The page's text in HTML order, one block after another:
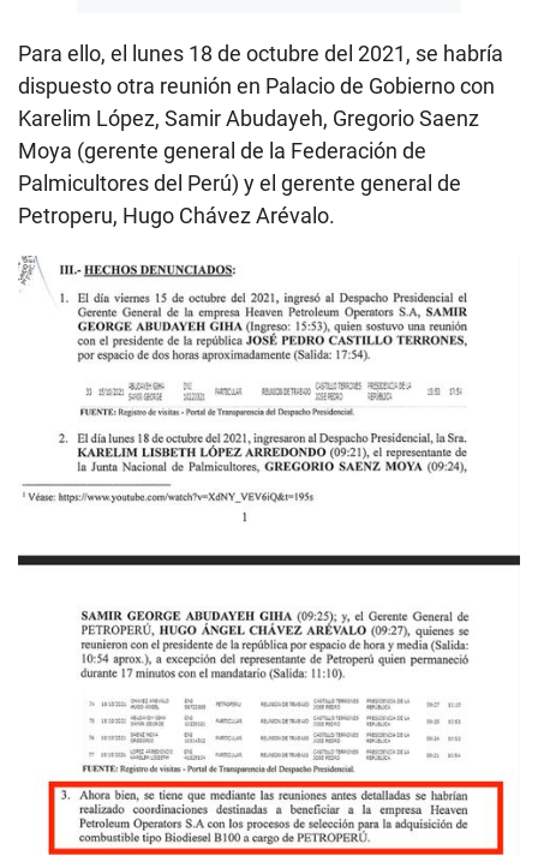
Para ello, el lunes 18 de octubre del 2021, se habría
dispuesto otra reunión en Palacio de Gobierno con
Karelim López, Samir Abudayeh, Gregorio Saenz
Moya (gerente general de la Federación de
Palmicultores del Perú) y el gerente general de
Petroperu, Hugo Chávez Arévalo.